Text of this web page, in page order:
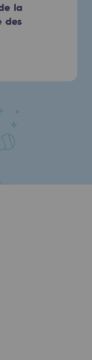
Teréga
la
des